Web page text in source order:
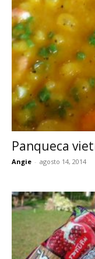
Panqueca
Angie - agosto 14, 2014